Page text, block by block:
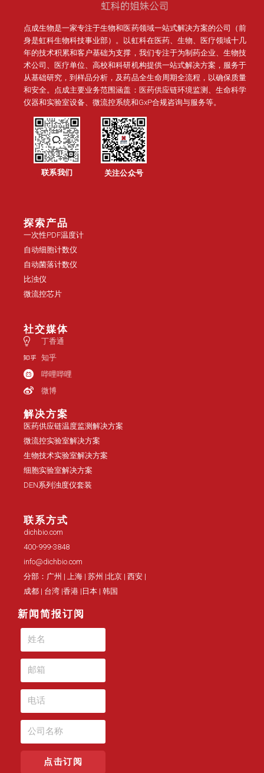
点成生物是一家专注于生物和医药领域一站式解决方案的公司（前
身是虹科生物科技事业部）。
以虹科在医药、生物、医疗领域十几
年的技术积累和客户基础为支撑，我们专注于为制药企业、生物技
术公司、医疗单位、高校和科研机构提供一站式解决方案，服务于
从基础研究，到样品分析，及药品全生命周期全流程，以确保质量
和安全。点成主要业务范围涵盖：医药供应链环境监测、生命科学
仪器和实验室设备、微流控系统和GxP合规咨询与服务等。
联系我们 关注公众号
探索产品
一次性PDF温度计
自动细胞计数仪
自动菌落计数仪
比浊仪
微流控芯片
社交媒体
丁香通
知乎
哔哩哔哩
微博
解决方案
医药供应链温度监测解决方案
微流控实验室解决方案
生物技术实验室解决方案
细胞实验室解决方案
DEN系列浊度仪套装
联系方式
dichbio.com
400-999-3848
info@dichbio.com
分部：广州 | 上海 | 苏州 |北京 | 西安 |
成都 | 台湾 |香港 |日本 | 韩国
新闻简报订阅
点击订阅